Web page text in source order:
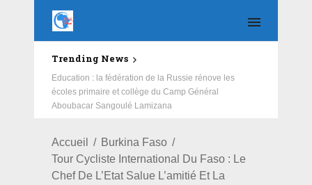
Trending News
Education : la fédération de la Russie rénove les
écoles primaire et collège du Camp Général
Aboubacar Sangoulé Lamizana
Accueil
Burkina Faso
Tour Cycliste International Du Faso : Le
Chef De L’Etat Salue L’amitié Et La